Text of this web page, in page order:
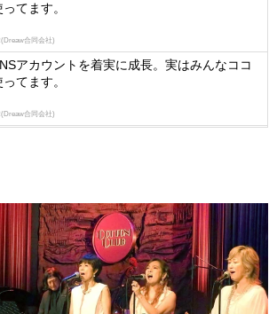
ってます。
合同会社)
アカウントを着実に成長。実はみんなココ
ってます。
合同会社)